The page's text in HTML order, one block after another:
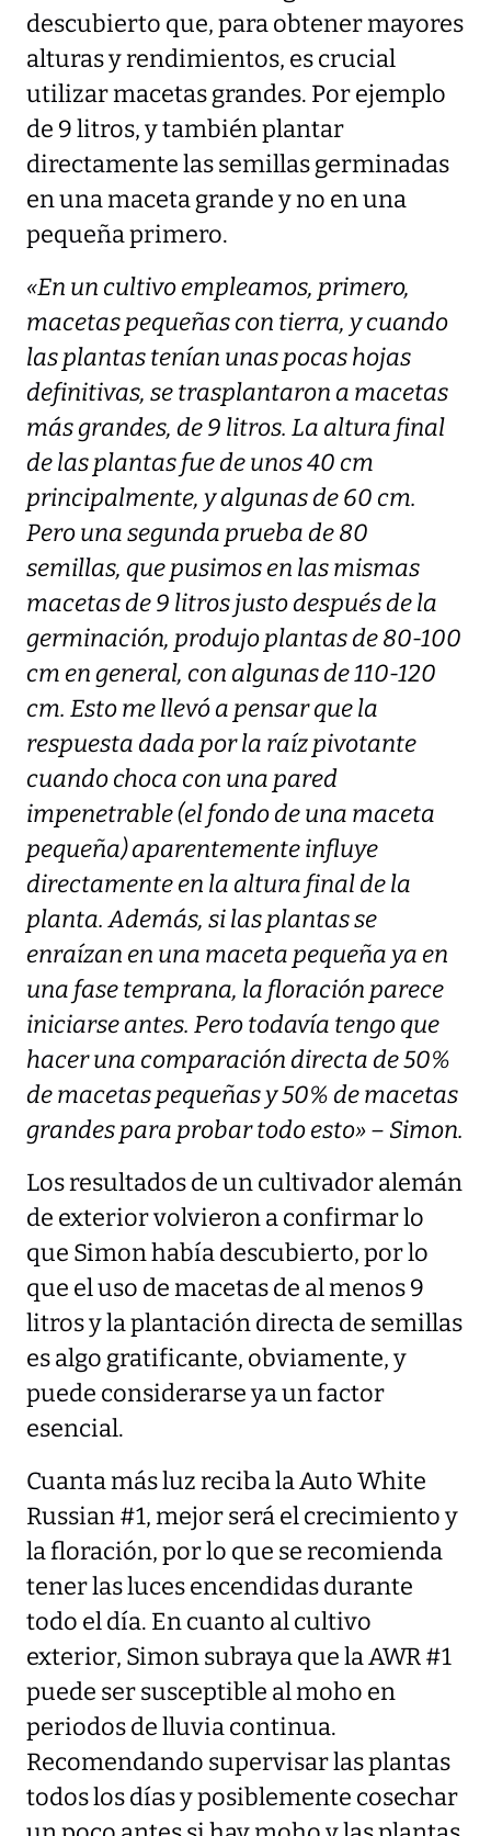
descubierto que, para obtener mayores
alturas y rendimientos, es crucial
utilizar macetas grandes. Por ejemplo
de 9 litros, y también plantar
directamente las semillas germinadas
en una maceta grande y no en una
pequeña primero.
«En un cultivo empleamos, primero,
macetas pequeñas con tierra, y cuando
las plantas tenían unas pocas hojas
definitivas, se trasplantaron a macetas
más grandes, de 9 litros. La altura final
de las plantas fue de unos 40 cm
principalmente, y algunas de 60 cm.
Pero una segunda prueba de 80
semillas, que pusimos en las mismas
macetas de 9 litros justo después de la
germinación, produjo plantas de 80-100
cm en general, con algunas de 110-120
cm. Esto me llevó a pensar que la
respuesta dada por la raíz pivotante
cuando choca con una pared
impenetrable (el fondo de una maceta
pequeña) aparentemente influye
directamente en la altura final de la
planta. Además, si las plantas se
enraízan en una maceta pequeña ya en
una fase temprana, la floración parece
iniciarse antes. Pero todavía tengo que
hacer una comparación directa de 50%
de macetas pequeñas y 50% de macetas
grandes para probar todo esto» – Simon.
Los resultados de un cultivador alemán
de exterior volvieron a confirmar lo
que Simon había descubierto, por lo
que el uso de macetas de al menos 9
litros y la plantación directa de semillas
es algo gratificante, obviamente, y
puede considerarse ya un factor
esencial.
Cuanta más luz reciba la Auto White
Russian #1, mejor será el crecimiento y
la floración, por lo que se recomienda
tener las luces encendidas durante
todo el día. En cuanto al cultivo
exterior, Simon subraya que la AWR #1
puede ser susceptible al moho en
periodos de lluvia continua.
Recomendando supervisar las plantas
todos los días y posiblemente cosechar